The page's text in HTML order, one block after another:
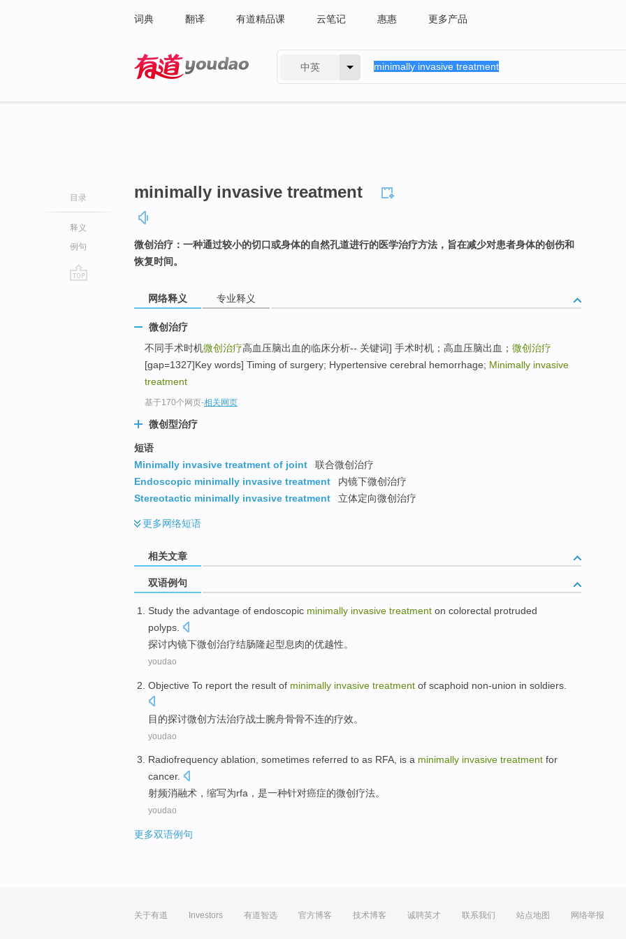
词典 翻译 有道精品课 云笔记 惠惠 更多产品
中英
目录
释义
例句
minimally invasive treatment
微创治疗：一种通过较小的切口或身体的自然孔道进行的医学治疗方法，旨在减少对患者身体的创伤和
恢复时间。
网络释义 专业释义
微创治疗
不同手术时机微创治疗高血压脑出血的临床分析-- 关键词] 手术时机；高血压脑出血； 微创治疗
[gap=1327]Key words] Timing of surgery; Hypertensive cerebral hemorrhage; Minimally invasive
treatment
基于170个网页-相关网页
微创型治疗
短语
Minimally invasive treatment of joint
联合微创治疗
Endoscopic minimally invasive treatment
内镜下微创治疗
Stereotactic minimally invasive treatment
立体定向微创治疗
更多网络短语
相关文章
双语例句
Study the advantage of endoscopic minimally invasive treatment on colorectal protruded
polyps
探讨内镜下微创治疗结肠隆起型息肉的优越性。
youdao
Objective To report the result of minimally invasive treatment of scaphoid non-union in soldiers.
目的探讨微创方法治疗战士腕舟骨骨不连的疗效。
youdao
Radiofrequency ablation, sometimes referred to as RFA, is a minimally invasive treatment for
cancer.
射频消融术 ， 缩写为rfa ， 是一种针对癌症的微创疗法。
youdao
更多双语例句
关于有道 Investors 有道智选 官方博客 技术博客 诚聘英才 联系我们 站点地图 网络举报